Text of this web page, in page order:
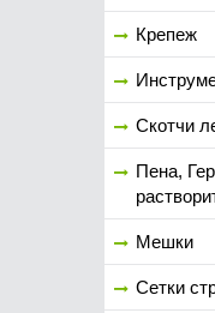
Крепеж
Скотчи
Пена,
Мешки
Сетки